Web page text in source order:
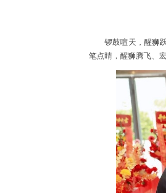
锣鼓喧天，醒狮
笔点睛，醒狮腾飞、